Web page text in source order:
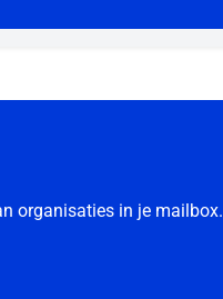
organisaties in je mailbox.